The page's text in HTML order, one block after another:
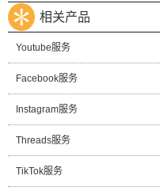
相关产品
Youtube服务
Facebook服务
Instagram服务
Threads服务
TikTok服务